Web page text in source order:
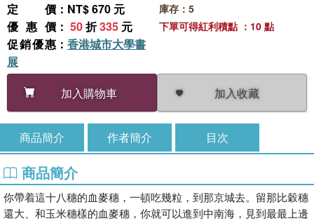
定價 ：NT$ 670 元
優惠價 ： 50折335 元
促銷優惠 ： 香港城市大學書
展
加入購物車
加入收藏
庫存：5
下單可得紅利積點 ：10 點
商品簡介 作者簡介 目次
商品簡介
你帶着這十八穗的血麥穗，一頓吃幾粒，到那京城去。留那比穀穗
還大、和玉米穗樣的血麥穗，你就可以進到中南海，見到最最上邊